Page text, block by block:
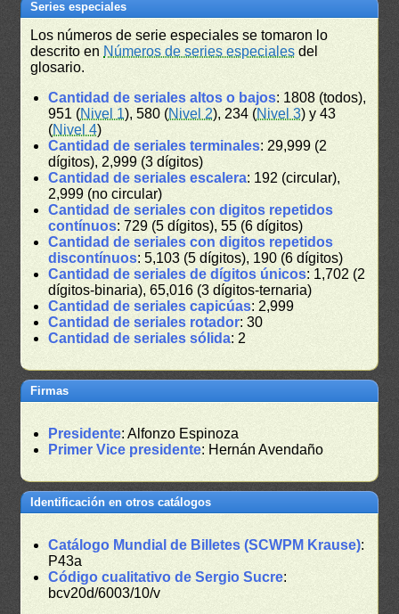
Series especiales
Los números de serie especiales se tomaron lo
descrito en Números de series especiales del
glosario.
Cantidad de seriales altos o bajos: 1808 (todos),
951 (Nivel 1), 580 (Nivel 2), 234 (Nivel 3) y 43
(Nivel 4)
Cantidad de seriales terminales: 29,999 (2
dígitos), 2,999 (3 dígitos)
Cantidad de seriales escalera: 192 (circular),
2,999 (no circular)
Cantidad de seriales con digitos repetidos
contínuos: 729 (5 dígitos), 55 (6 dígitos)
Cantidad de seriales con digitos repetidos
discontínuos: 5,103 (5 dígitos), 190 (6 dígitos)
Cantidad de seriales de dígitos únicos: 1,702 (2
dígitos-binaria), 65,016 (3 dígitos-ternaria)
Cantidad de seriales capicúas: 2,999
Cantidad de seriales rotador: 30
Cantidad de seriales sólida: 2
Firmas
Presidente: Alfonzo Espinoza
Primer Vice presidente: Hernán Avendaño
Identificación en otros catálogos
Catálogo Mundial de Billetes (SCWPM Krause):
P43a
Código cualitativo de Sergio Sucre:
bcv20d/6003/10/v